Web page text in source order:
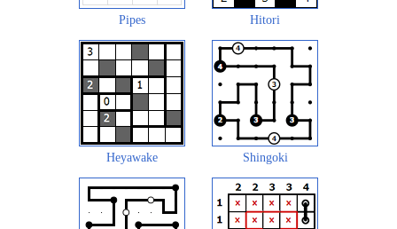
Pipes Hitori
Heyawake Shingoki